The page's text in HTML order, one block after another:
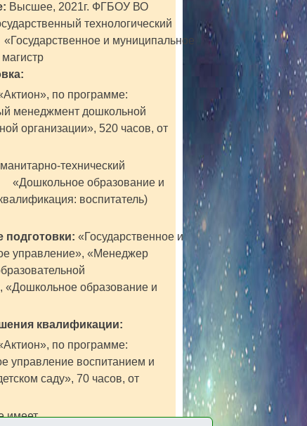
Высшее, 2021г. ФГБОУ ВО
технологический
«Государственное и муниципальное
по программе:
менеджмент дошкольной
организации», 520 часов, от
технический
«Дошкольное образование и
воспитатель)
подготовки: «Государственное и
управление», «Менеджер
«Дошкольное образование и
квалификации:
по программе:
управление воспитанием и
саду», 70 часов, от
имеет